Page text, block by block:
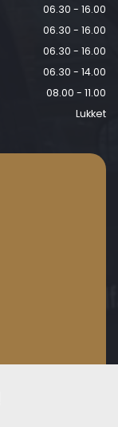
06.30 - 16.00
06.30 - 16.00
06.30 - 16.00
06.30 - 14.00
08.00 - 11.00
Lukket